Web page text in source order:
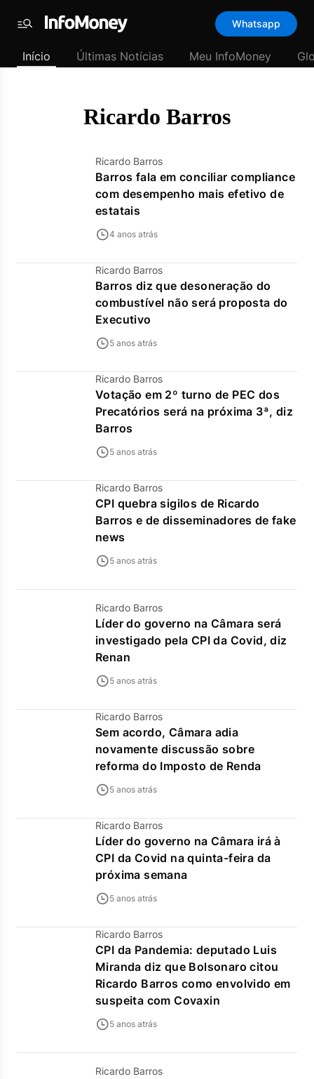
padrão
Últimas
Menu
Whatsapp
Início Últimas Notícias Meu InfoMoney
Ricardo Barros
Ricardo Barros
Barros fala em conciliar compliance
com desempenho mais efetivo de
estatais
4 anos atrás
Ricardo Barros
Barros diz que desoneração do
combustível não será proposta do
Executivo
5 anos atrás
Ricardo Barros
Votação em 2º turno de PEC dos
Precatórios será na próxima 3ª, diz
Barros
5 anos atrás
Ricardo Barros
CPI quebra sigilos de Ricardo
Barros e de disseminadores de fake
news
5 anos atrás
Ricardo Barros
Líder do governo na Câmara será
investigado pela CPI da Covid, diz
Renan
5 anos atrás
Ricardo Barros
Sem acordo, Câmara adia
novamente discussão sobre
reforma do Imposto de Renda
5 anos atrás
Ricardo Barros
Líder do governo na Câmara irá à
CPI da Covid na quinta-feira da
próxima semana
5 anos atrás
Ricardo Barros
CPI da Pandemia: deputado Luis
Miranda diz que Bolsonaro citou
Ricardo Barros como envolvido em
suspeita com Covaxin
5 anos atrás
Ricardo Barros